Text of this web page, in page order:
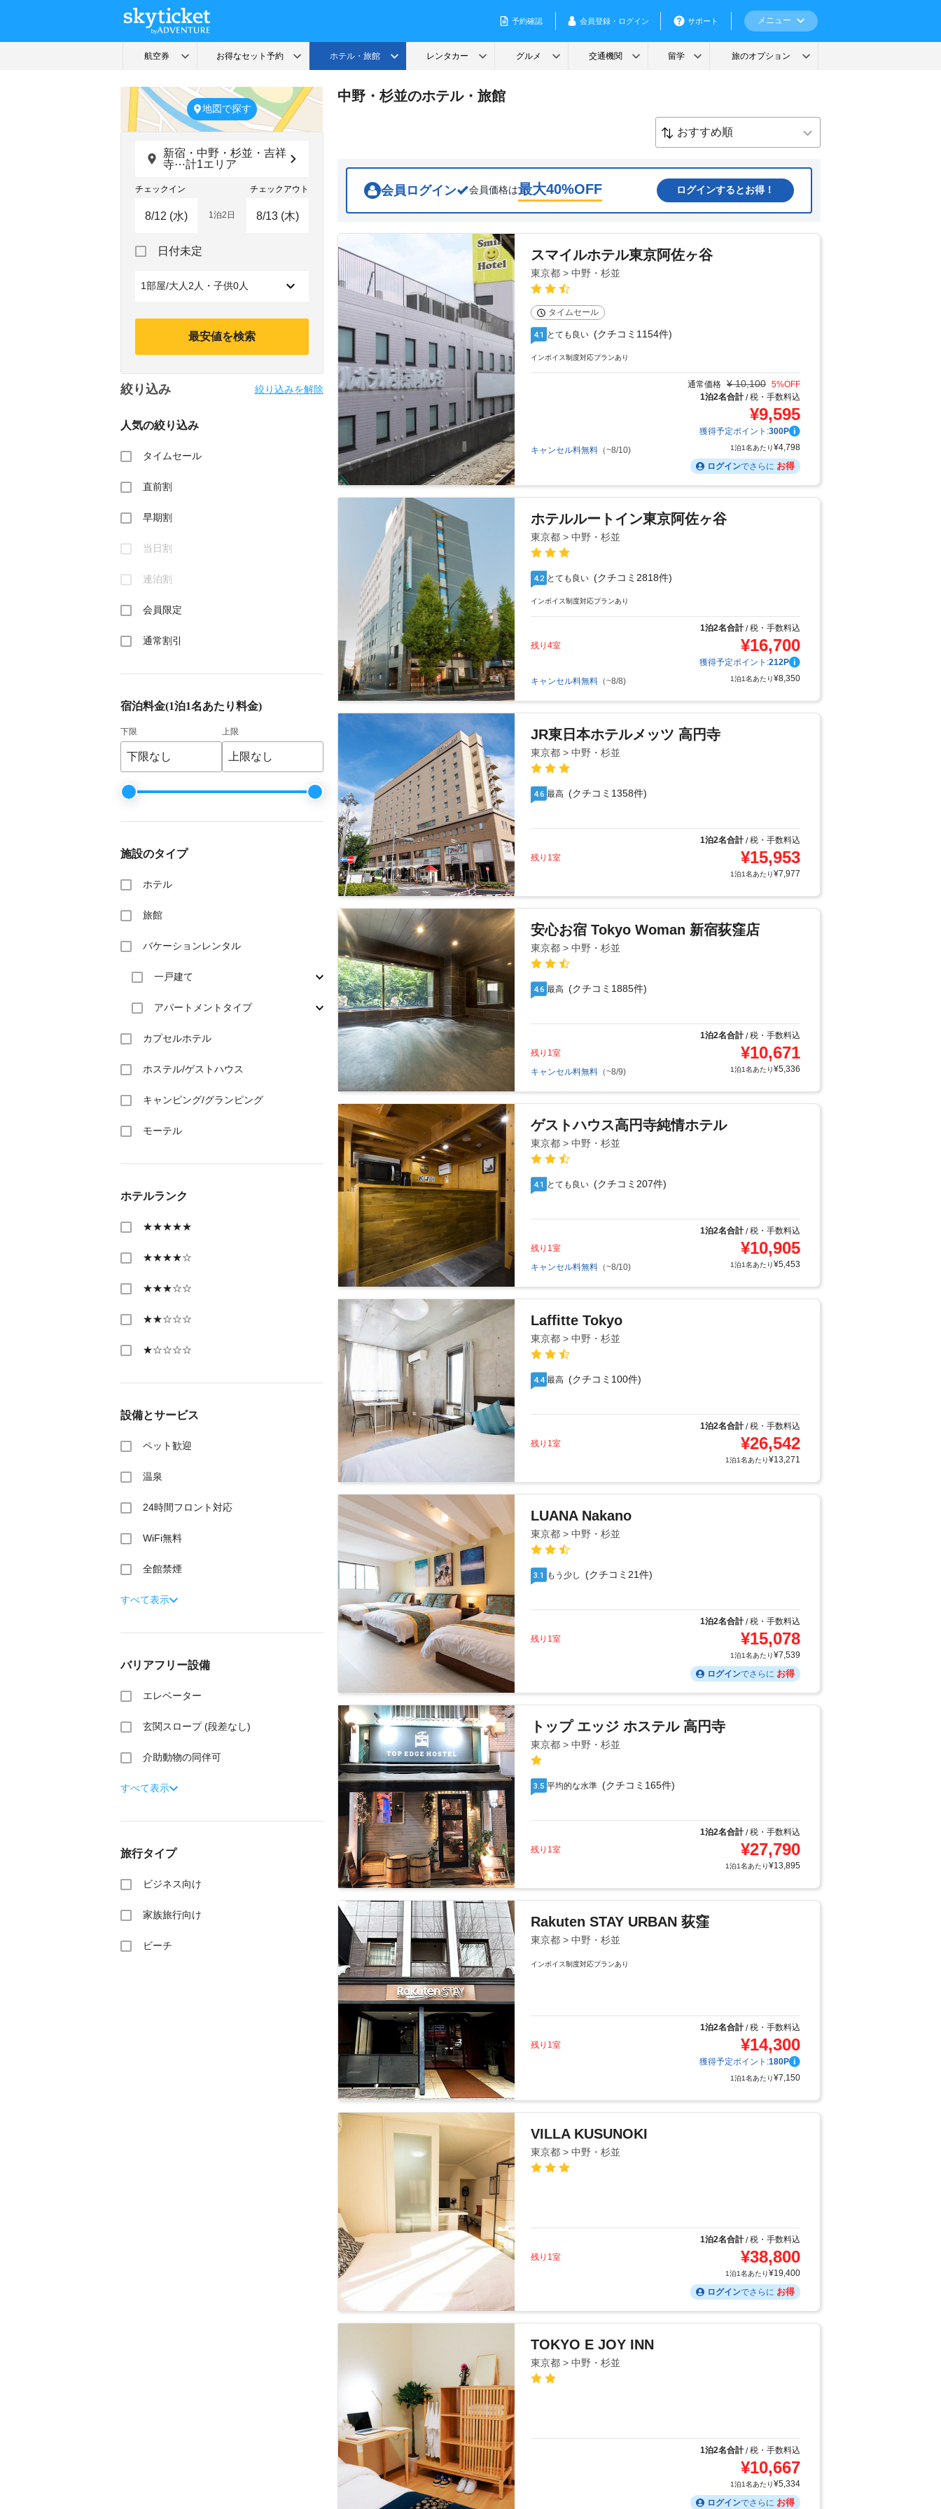
地図で探す
新宿・中野・杉並・吉祥
寺⋯計1エリア
チェックイン チェックアウト
forward
with
a
Press
the
key
get
shortcuts
changing
1泊2日
with
select
Press
the
日付未定
1部屋/大人2人・子供0人
最安値を検索
絞り込み 絞り込みを解除
人気の絞り込み
タイムセール
直前割
早期割
当日割
連泊割
会員限定
通常割引
宿泊料金(1泊1名あたり料金)
下限 上限
施設のタイプ
ホテル
旅館
バケーションレンタル
一戸建て
アパートメントタイプ
カプセルホテル
ホステル/ゲストハウス
キャンピング/グランピング
モーテル
ホテルランク
★★★★★
★★★★☆
★★★☆☆
★★☆☆☆
★☆☆☆☆
設備とサービス
ペット歓迎
温泉
24時間フロント対応
WiFi無料
全館禁煙
すべて表示
バリアフリー設備
エレベーター
玄関スロープ (段差なし)
介助動物の同伴可
すべて表示
旅行タイプ
ビジネス向け
家族旅行向け
ビーチ
中野・杉並のホテル・旅館
会員ログイン 会員価格は最大40%OFF ログインするとお得！
スマイルホテル東京阿佐ヶ谷
東京都 > 中野・杉並
タイムセール
4.1 とても良い (クチコミ1154件)
インボイス制度対応プランあり
通常価格 ¥ 10,100 5%OFF
1泊2名合計/税・手数料込
¥9,595
獲得予定ポイント:300P
キャンセル料無料 （~8/10) 1泊1名あたり¥4,798
ログインでさらに お得
ホテルルートイン東京阿佐ヶ谷
東京都 > 中野・杉並
4.2 とても良い (クチコミ2818件)
インボイス制度対応プランあり
1泊2名合計/税・手数料込
残り4室
¥16,700
獲得予定ポイント:212P
キャンセル料無料 （~8/8) 1泊1名あたり¥8,350
JR東日本ホテルメッツ 高円寺
東京都 > 中野・杉並
4.6 最高 (クチコミ1358件)
1泊2名合計/税・手数料込
残り1室
¥15,953
1泊1名あたり¥7,977
安心お宿 Tokyo Woman 新宿荻窪店
東京都 > 中野・杉並
4.6 最高 (クチコミ1885件)
1泊2名合計/税・手数料込
残り1室
¥10,671
キャンセル料無料 （~8/9) 1泊1名あたり¥5,336
ゲストハウス高円寺純情ホテル
東京都 > 中野・杉並
4.1 とても良い (クチコミ207件)
1泊2名合計/税・手数料込
残り1室
¥10,905
キャンセル料無料 （~8/10) 1泊1名あたり¥5,453
Laffitte Tokyo
東京都 > 中野・杉並
4.4 最高 (クチコミ100件)
1泊2名合計/税・手数料込
残り1室
¥26,542
1泊1名あたり¥13,271
LUANA Nakano
東京都 > 中野・杉並
3.1 もう少し (クチコミ21件)
1泊2名合計/税・手数料込
残り1室
¥15,078
1泊1名あたり¥7,539
ログインでさらに お得
トップ エッジ ホステル 高円寺
東京都 > 中野・杉並
3.5 平均的な水準 (クチコミ165件)
1泊2名合計/税・手数料込
残り1室
¥27,790
1泊1名あたり¥13,895
Rakuten STAY URBAN 荻窪
東京都 > 中野・杉並
インボイス制度対応プランあり
1泊2名合計/税・手数料込
残り1室
¥14,300
獲得予定ポイント:180P
1泊1名あたり¥7,150
VILLA KUSUNOKI
東京都 > 中野・杉並
1泊2名合計/税・手数料込
残り1室
¥38,800
1泊1名あたり¥19,400
ログインでさらに お得
TOKYO E JOY INN
東京都 > 中野・杉並
1泊2名合計/税・手数料込
¥10,667
1泊1名あたり¥5,334
ログインでさらに お得